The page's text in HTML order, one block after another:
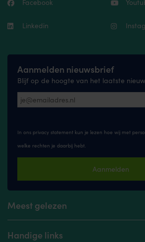
Facebook
Linkedin
Aanmelden nieuwsbrief
Blijf op de hoogte van het laatste
In ons privacy statement kun je lezen hoe wij met
welke rechten je daarbij hebt.
Aanmelden
Meest gelezen
Handige links